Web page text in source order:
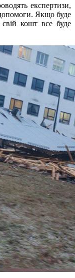
експертизи,
Якщо буде
кошт все буде